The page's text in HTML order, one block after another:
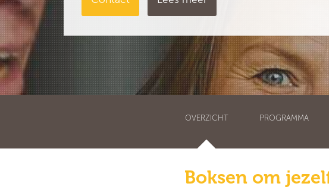
OVERZICHT PROGRAMMA
Boksen om